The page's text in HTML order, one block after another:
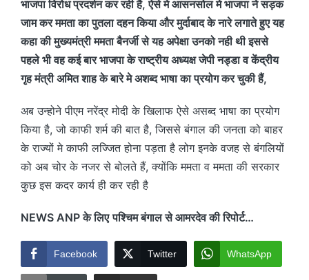
भाजपा विरोध प्रदर्शन कर रही है, ऐसे मे आसनसोल मे भाजपा ने सड़क
जाम कर ममता का पुतला दहन किया और मुर्दाबाद के नारे लगाते हुए यह
कहा की मुख्यमंत्री ममता बैनर्जी से यह अपेक्षा उनको नही थी इससे
पहले भी वह कई बार भाजपा के राष्ट्रीय अध्यक्ष जेपी नड्डा व केंद्रीय
गृह मंत्री अमित शाह के बारे मे अशब्द भाषा का प्रयोग कर चुकी हैं,
अब उन्होने पीएम नरेंद्र मोदी के खिलाफ ऐसे असब्द भाषा का प्रयोग
किया है, जो काफी शर्म की बात है, जिससे बंगाल की जनता को बाहर
के राज्यों मे काफी लज्जित होना पड़ता है लोग इनके वजह से बंगलियों
को अब चोर के नजर से बोलते हैं, क्योंकि ममता व ममता की सरकार
कुछ इस कदर कार्य ही कर रही है
NEWS ANP के लिए पश्चिम बंगाल से आमरदेव की रिपोर्ट…
Facebook Twitter WhatsApp